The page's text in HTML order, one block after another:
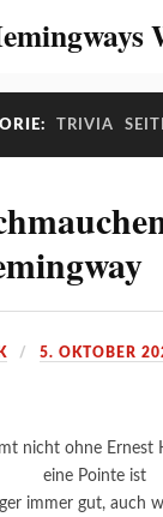
TRIVIA
5. OKTOBER
nicht ohne Ernest
eine Pointe ist
immer gut, auch